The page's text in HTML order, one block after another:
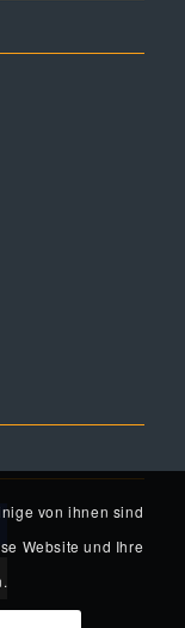
von ihnen sind
Website und Ihre